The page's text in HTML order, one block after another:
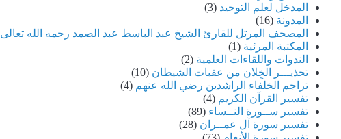
المدخل لعلم التوحيد (3)
المدونة (16)
المصحف المرتل للقارئ الشيخ عبد الباسط عبد الصمد رحمه الله تعالى
المكتبة المرئية (1)
الندوات واللقاءات العلمية (2)
تحذيـــر الخٍلان من عقبات الشيطان (10)
تراجم الخلفاء الراشدين رضي الله عنهم (4)
تفسير القرآن الكريم (4)
تفسير ســورة النــساء (89)
تفسير سورة آل عمــران (28)